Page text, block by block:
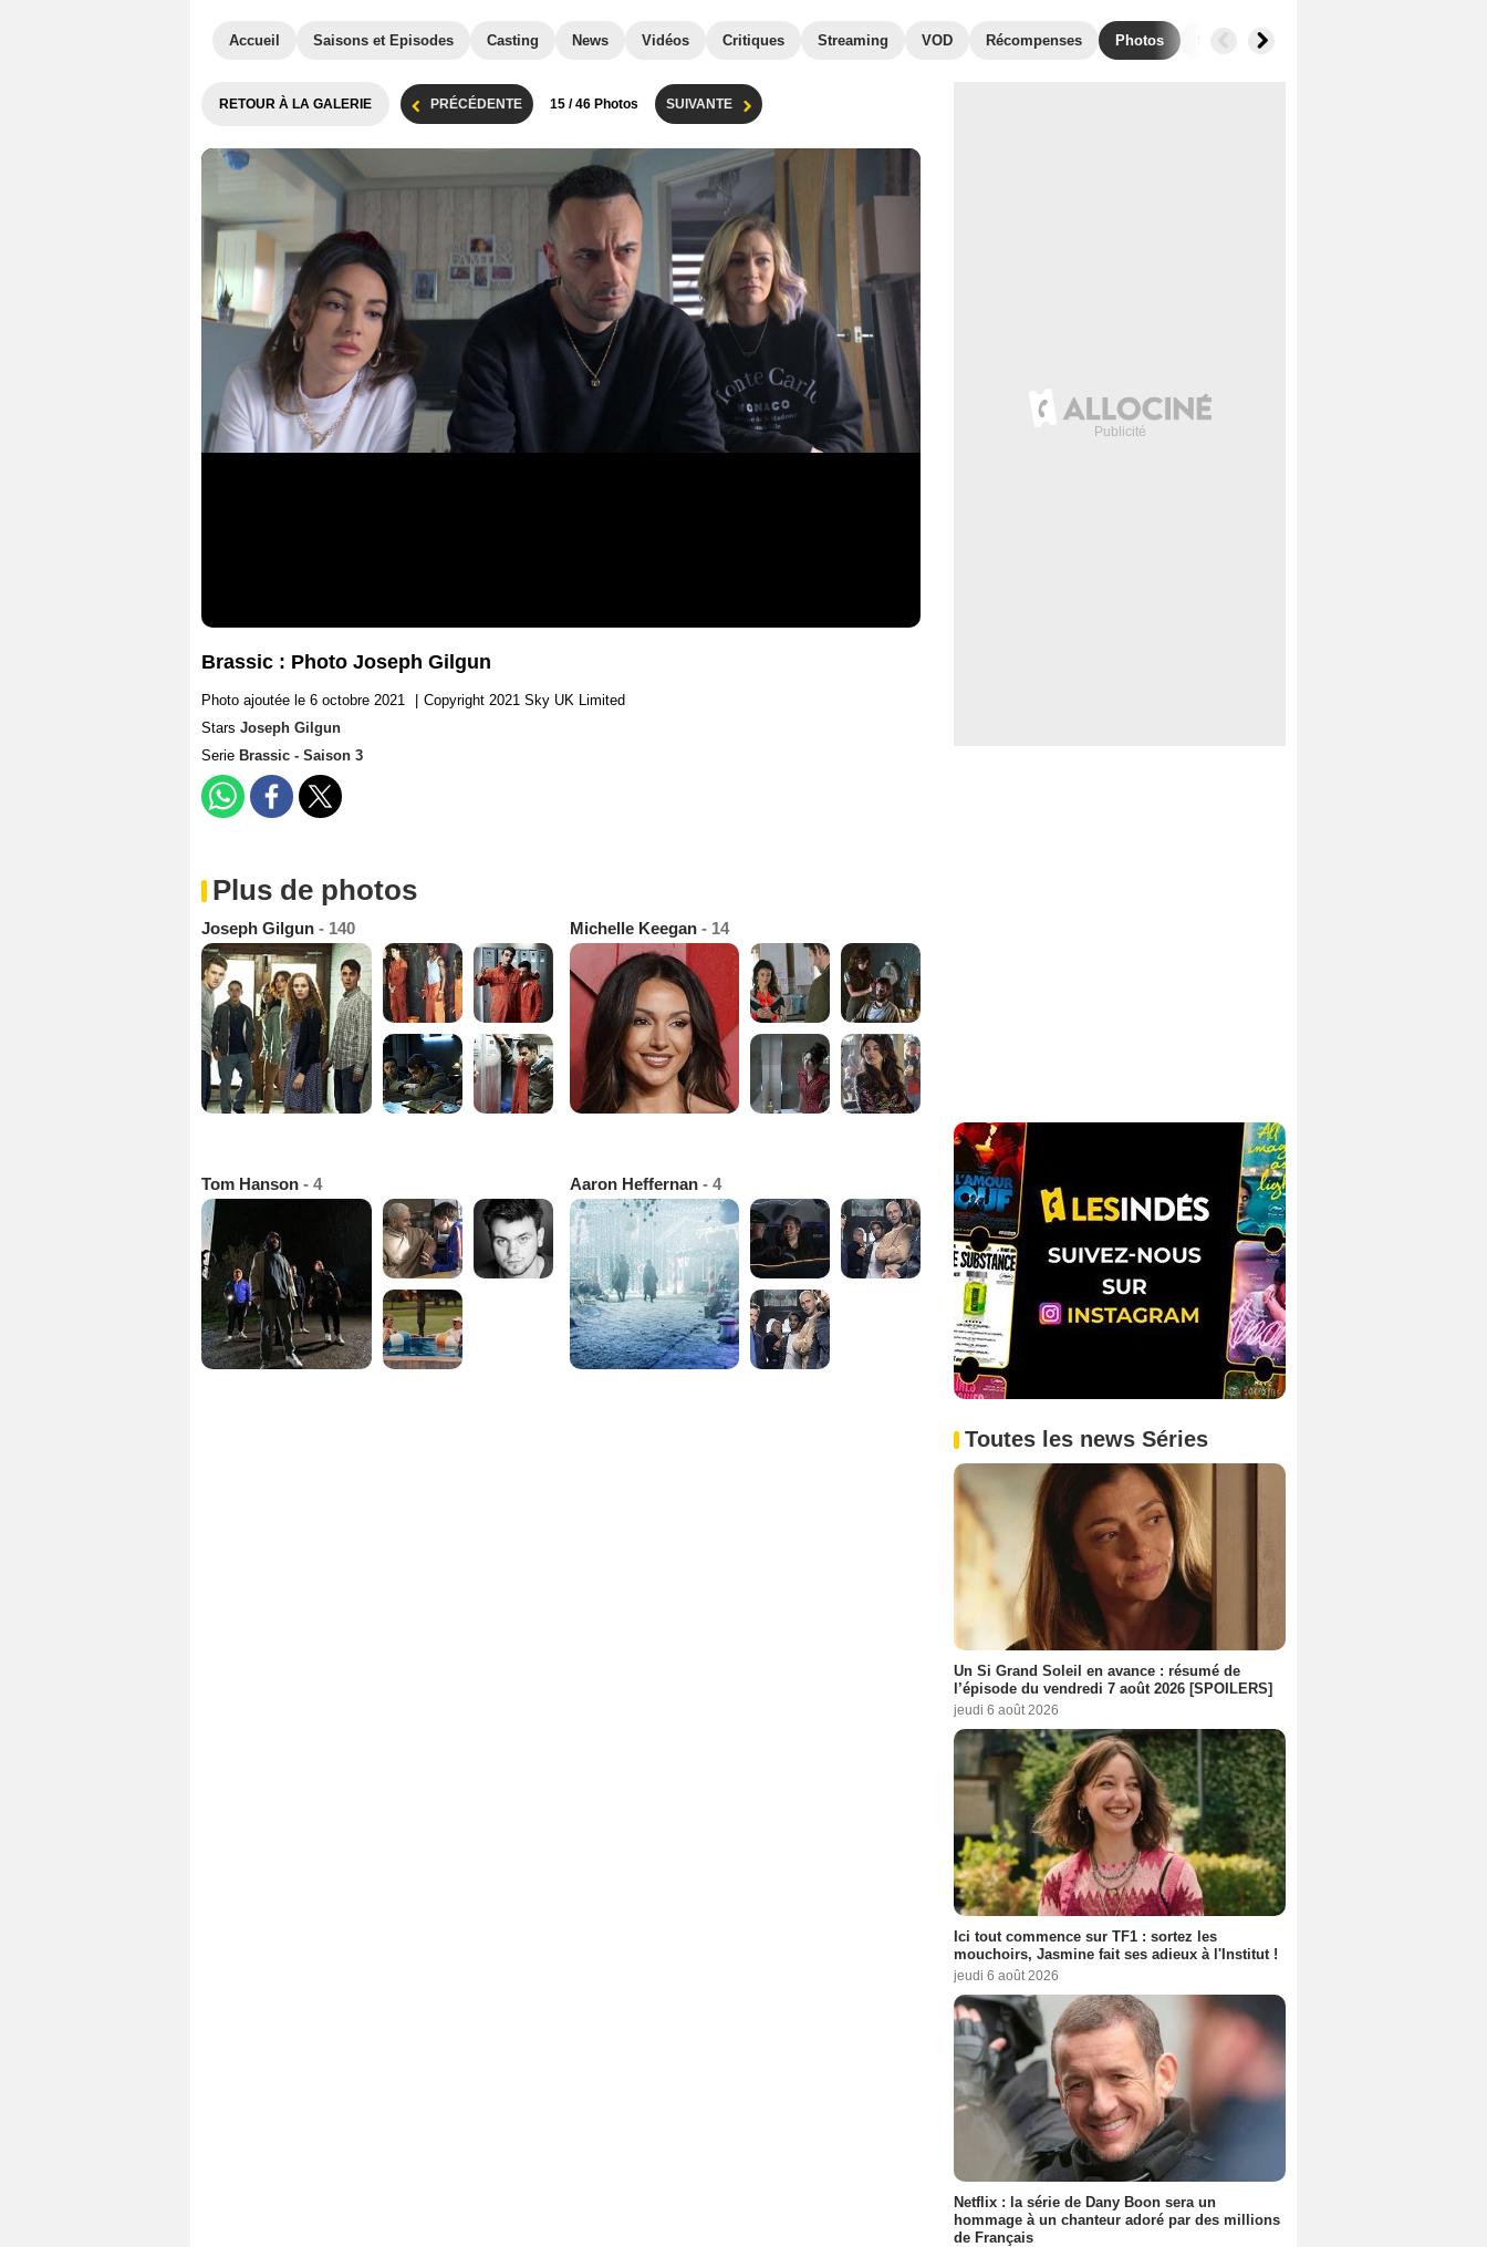
Accueil Saisons et Episodes Casting News Vidéos Critiques Streaming VOD Récompenses Photos Séries similaires
RETOUR À LA GALERIE PRÉCÉDENTE 15 / 46 Photos SUIVANTE
Brassic : Photo Joseph Gilgun
Photo ajoutée le 6 octobre 2021
Copyright 2021 Sky UK Limited
Stars Joseph Gilgun
Serie Brassic - Saison 3
Plus de photos
Joseph Gilgun - 140 Michelle Keegan - 14
Tom Hanson - 4 Aaron Heffernan - 4
Toutes les news Séries
Un Si Grand Soleil en avance : résumé de
l’épisode du vendredi 7 août 2026 [SPOILERS]
jeudi 6 août 2026
Ici tout commence sur TF1 : sortez les
mouchoirs, Jasmine fait ses adieux à l'Institut !
jeudi 6 août 2026
Netflix : la série de Dany Boon sera un
hommage à un chanteur adoré par des millions
de Français